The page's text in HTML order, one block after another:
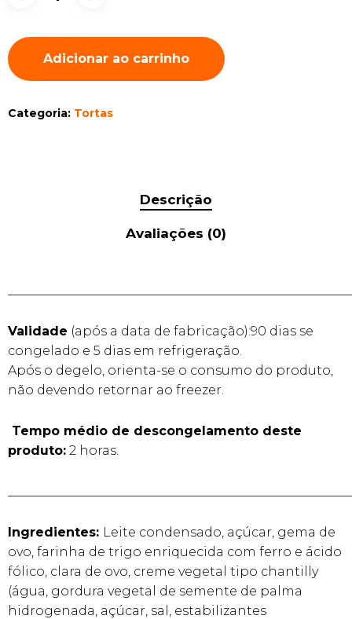
Adicionar ao carrinho
Categoria: Tortas
Descrição
Avaliações (0)
Validade (após a data de fabricação):90 dias se
congelado e 5 dias em refrigeração.
Após o degelo, orienta-se o consumo do produto,
não devendo retornar ao freezer.
Tempo médio de descongelamento deste
produto: 2 horas.
Ingredientes: Leite condensado, açúcar, gema de
ovo, farinha de trigo enriquecida com ferro e ácido
fólico, clara de ovo, creme vegetal tipo chantilly
(água, gordura vegetal de semente de palma
hidrogenada, açúcar, sal, estabilizantes